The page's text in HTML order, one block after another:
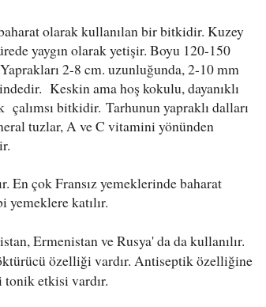
olarak kullanılan bir bitkidir. Kuzey
yaygın olarak yetişir. Boyu 120-150
Yaprakları 2-8 cm. uzunluğunda, 2-10 mm
Keskin ama hoş kokulu, dayanıklı
çalımsı bitkidir. Tarhunun yapraklı dalları
tuzlar, A ve C vitamini yönünden
En çok Fransız yemeklerinde baharat
yemeklere katılır.
Ermenistan ve Rusya' da da kullanılır.
özelliği vardır. Antiseptik özelliğine
etkisi vardır.